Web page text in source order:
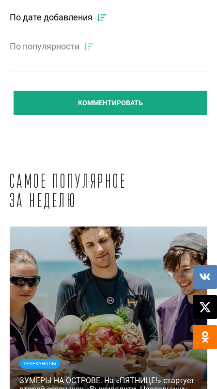
По дате добавления
По популярности
КОММЕНТИРОВАТЬ
Самое популярное
за неделю
ТЕЛЕКАНАЛЫ
ЗУМЕРЫ НА ОСТРОВЕ. На «ПЯТНИЦЕ!» стартует